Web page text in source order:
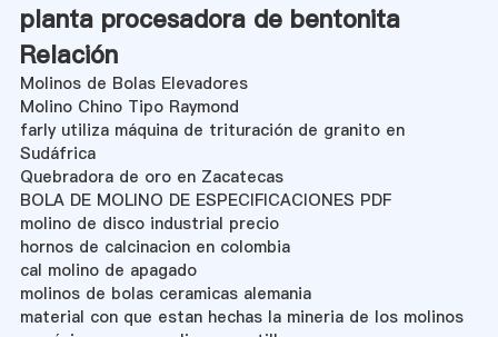
planta procesadora de bentonita
Relación
Molinos de Bolas Elevadores
Molino Chino Tipo Raymond
farly utiliza máquina de trituración de granito en
Sudáfrica
Quebradora de oro en Zacatecas
BOLA DE MOLINO DE ESPECIFICACIONES PDF
molino de disco industrial precio
hornos de calcinacion en colombia
cal molino de apagado
molinos de bolas ceramicas alemania
material con que estan hechas la mineria de los molinos